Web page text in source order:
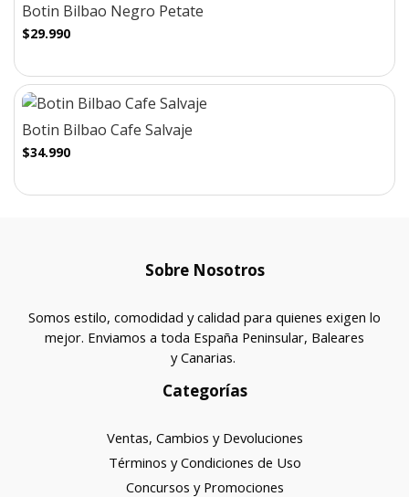
Botin Bilbao Negro Petate
$29.990
Botin Bilbao Cafe Salvaje
$34.990
Sobre Nosotros
Somos estilo, comodidad y calidad para quienes exigen lo
mejor. Enviamos a toda España Peninsular, Baleares
y Canarias.
Categorías
Ventas, Cambios y Devoluciones
Términos y Condiciones de Uso
Concursos y Promociones